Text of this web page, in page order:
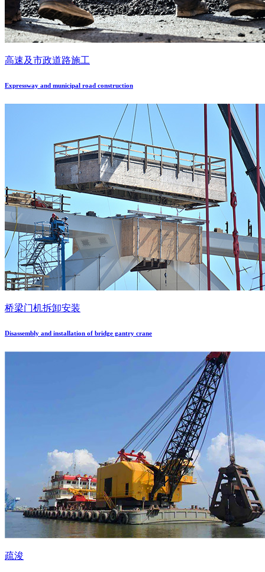
高速及市政道路施工
Expressway and municipal road construction
桥梁门机拆卸安装
Disassembly and installation of bridge gantry crane
疏浚